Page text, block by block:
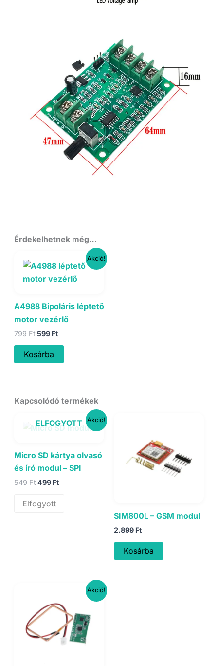
Érdekelhetnek még…
Akció!
A4988 Bipoláris léptető
motor vezérlő
799FtOriginal
was:
799 Ft.
599 FtCurrent
Kosárba
Kapcsolódó termékek
Akció!
ELFOGYOTT
Micro SD kártya olvasó
és író modul – SPI
549FtOriginal
was:
549 Ft.
499 FtCurrent
Elfogyott
SIM800L – GSM modul
2.899 Ft
Kosárba
Akció!